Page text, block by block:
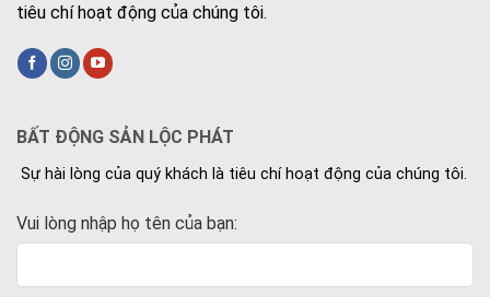
tiêu chí hoạt động của chúng tôi.
BẤT ĐỘNG SẢN LỘC PHÁT
Sự hài lòng của quý khách là tiêu chí hoạt động của chúng tôi.
Vui lòng nhập họ tên của bạn: